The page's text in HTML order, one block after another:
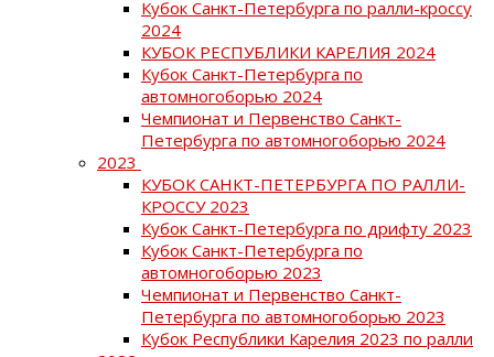
Кубок Санкт-Петербурга по ралли-кроссу
2024
КУБОК РЕСПУБЛИКИ КАРЕЛИЯ 2024
Кубок Санкт-Петербурга по
автомногоборью 2024
Чемпионат и Первенство Санкт-
Петербурга по автомногоборью 2024
2023
КУБОК САНКТ-ПЕТЕРБУРГА ПО РАЛЛИ-
КРОССУ 2023
Кубок Санкт-Петербурга по дрифту 2023
Кубок Санкт-Петербурга по
автомногоборью 2023
Чемпионат и Первенство Санкт-
Петербурга по автомногоборью 2023
Кубок Республики Карелия 2023 по ралли